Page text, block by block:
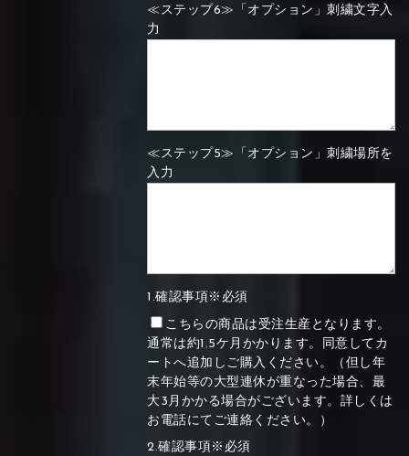
≪ステップ6≫「オプション」刺繍文字入
力
≪ステップ5≫「オプション」刺繍場所を
入力
1.確認事項※必須
こちらの商品は受注生産となります。
通常は約1.5ケ月かかります。同意してカ
ートへ追加しご購入ください。（但し年
末年始等の大型連休が重なった場合、最
大3月かかる場合がございます。詳しくは
お電話にてご連絡ください。）
2.確認事項※必須